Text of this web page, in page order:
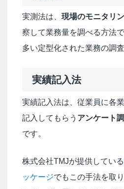
実測法は、 現場のモニタリ
察して業務量を調べる方法
多い定型化された業務の調
実績記入法
実績記入法は、従業員に各
記入してもらう アンケート
です。
株式会社TMJが提供している
ッケージでもこの手法を取